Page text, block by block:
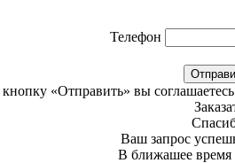
Телефон
«Отправить» вы
Ваш запрос
В ближашее время